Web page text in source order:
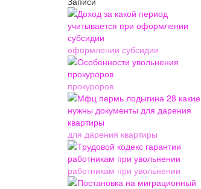
оформлении субсидии
прокуроров
для дарения квартиры
работникам при увольнении